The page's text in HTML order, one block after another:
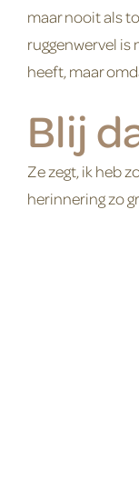
maar nooit als
ruggenwervel is
heeft, maar
Blij
Ze zegt, ik heb
herinnering zo